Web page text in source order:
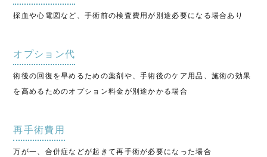
採血や心電図など、手術前の検査費用が別途必要になる場合あり
オプション代
術後の回復を早めるための薬剤や、手術後のケア用品、施術の効果
を高めるためのオプション料金が別途かかる場合
再手術費用
万が一、合併症などが起きて再手術が必要になった場合